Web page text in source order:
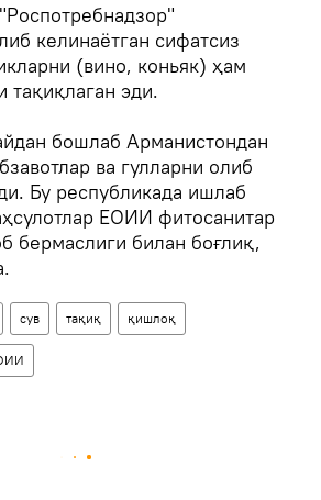
келинаётган сифатсиз
(вино, коньяк) ҳам
тақиқлаган эди.
бошлаб Арманистондан
ва гулларни олиб
Бу республикада ишлаб
ЕОИИ фитосанитар
бермаслиги билан боғлиқ,
сув тақиқ қишлоқ